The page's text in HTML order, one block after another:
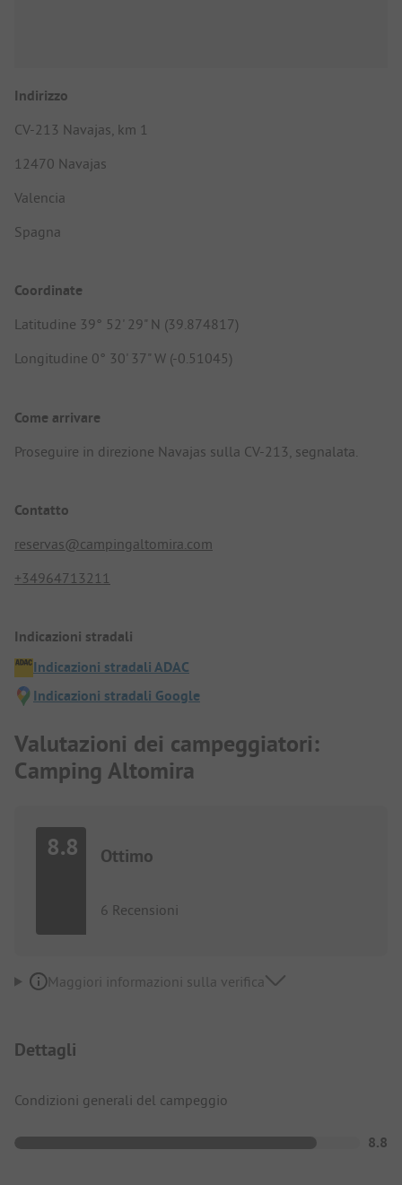
Indirizzo
CV-213 Navajas, km 1
12470 Navajas
Valencia
Spagna
Coordinate
Latitudine 39° 52' 29" N (39.874817)
Longitudine 0° 30' 37" W (-0.51045)
Come arrivare
Proseguire in direzione Navajas sulla CV-213, segnalata.
Contatto
reservas@campingaltomira.com
+34964713211
Indicazioni stradali
Indicazioni stradali ADAC
Indicazioni stradali Google
Valutazioni dei campeggiatori:
Camping Altomira
8.8 Ottimo
6 Recensioni
Maggiori informazioni sulla verifica
Dettagli
Condizioni generali del campeggio
8.8